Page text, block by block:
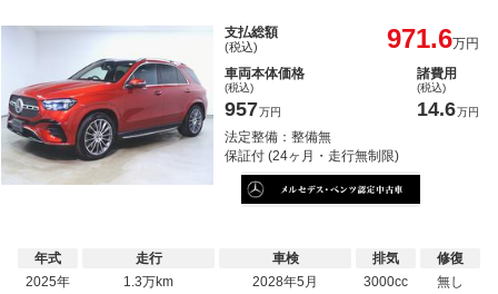
支払総額
(税込) 971.6万円
車両本体価格
(税込)
957万円
諸費用
(税込)
14.6万円
法定整備：整備無
保証付 (24ヶ月・走行無制限)
年式
2025年
走行
1.3万km
車検
2028年5月
排気
3000cc
修復
無し